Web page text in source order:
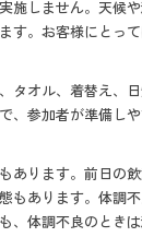
施しません。天候
す。お客様にとっ
タオル、着替え、
、参加者が準備し
あります。前日の
もあります。体調
体調不良のとき